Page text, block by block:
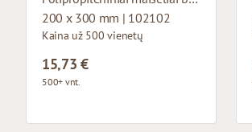
200 x 300 mm | 102102
Kaina už 500 vienetų
15,73 €
500+ vnt.